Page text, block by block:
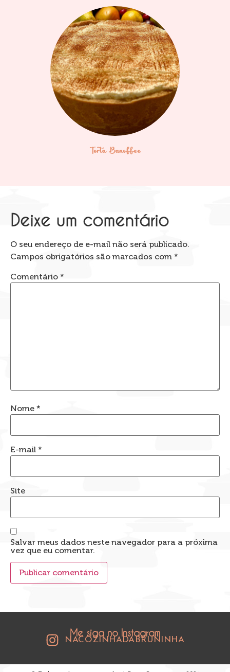
Torta Banoffee
Deixe um comentário
O seu endereço de e-mail não será publicado.
Campos obrigatórios são marcados com *
Comentário *
Nome *
E-mail *
Site
Salvar meus dados neste navegador para a próxima
vez que eu comentar.
Me siga no Instagram
NACOZINHADABRUNINHA